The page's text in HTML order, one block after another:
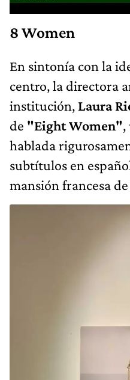
8 Women
En sintonía con la
centro, la directora
institución, Laura
de "Eight Women",
hablada
subtítulos en
mansión francesa